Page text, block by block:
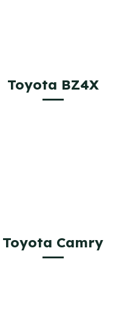
Toyota BZ4X
Toyota Camry